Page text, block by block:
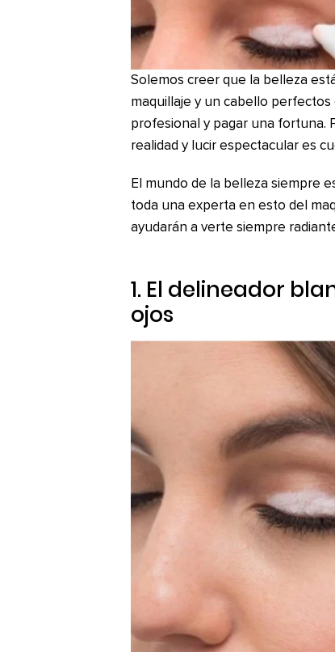
Solemos creer que la belleza
maquillaje y un cabello
profesional y pagar una fortuna.
realidad y lucir espectacular es
El mundo de la belleza siempre
toda una experta en esto del
ayudarán a verte siempre
1. El delineador
ojos